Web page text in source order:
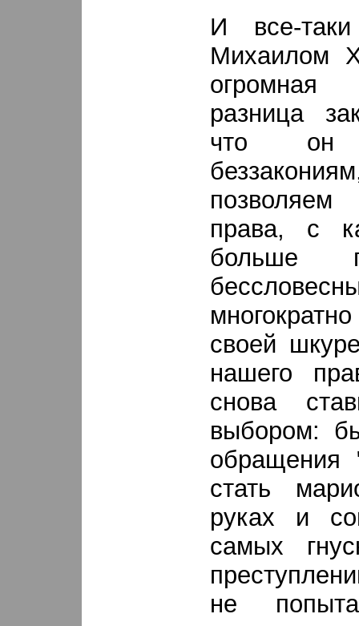
И все-
Михаилом
разница
что он
права, с
больше
своей
нашего
снова
выбором:
обращения
стать
руках и
самых
не